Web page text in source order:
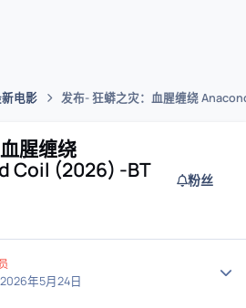
电影 发布- 狂蟒之灾：血腥缠绕
腥缠绕
Coil (2026) -BT
粉丝
2026年5月24日